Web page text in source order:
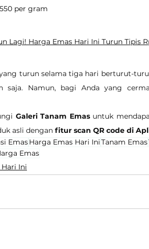
per gram
Lagi! Harga Emas Hari Ini Turun Tipis
turun selama tiga hari berturut-
saja. Namun, bagi Anda yang
Galeri Tanam Emas untuk
asli dengan fitur scan QR code di
EmasHarga Emas Hari IniTanam Emas
Emas
Ini